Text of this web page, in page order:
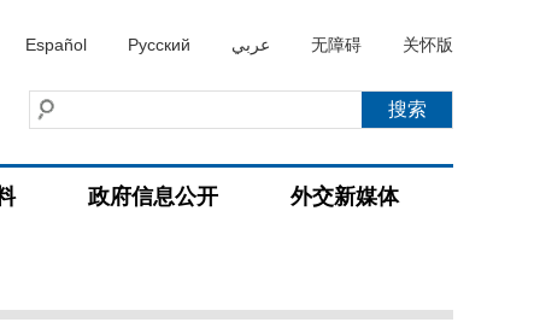
Español Русский عربي 无障碍 关怀版
政府信息公开 外交新媒体